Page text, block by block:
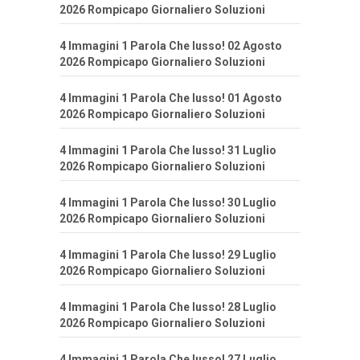
2026 Rompicapo Giornaliero Soluzioni
4 Immagini 1 Parola Che lusso! 02 Agosto
2026 Rompicapo Giornaliero Soluzioni
4 Immagini 1 Parola Che lusso! 01 Agosto
2026 Rompicapo Giornaliero Soluzioni
4 Immagini 1 Parola Che lusso! 31 Luglio
2026 Rompicapo Giornaliero Soluzioni
4 Immagini 1 Parola Che lusso! 30 Luglio
2026 Rompicapo Giornaliero Soluzioni
4 Immagini 1 Parola Che lusso! 29 Luglio
2026 Rompicapo Giornaliero Soluzioni
4 Immagini 1 Parola Che lusso! 28 Luglio
2026 Rompicapo Giornaliero Soluzioni